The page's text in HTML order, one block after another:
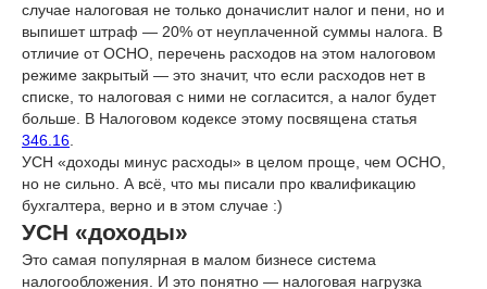
случае налоговая не только доначислит налог и пени, но и
выпишет штраф — 20% от неуплаченной суммы налога. В
отличие от ОСНО, перечень расходов на этом налоговом
режиме закрытый — это значит, что если расходов нет в
списке, то налоговая с ними не согласится, а налог будет
больше. В Налоговом кодексе этому посвящена статья
346.16
УСН «доходы минус расходы» в целом проще, чем ОСНО,
но не сильно. А всё, что мы писали про квалификацию
бухгалтера, верно и в этом случае :)
УСН «доходы»
Это самая популярная в малом бизнесе система
налогообложения. И это понятно — налоговая нагрузка